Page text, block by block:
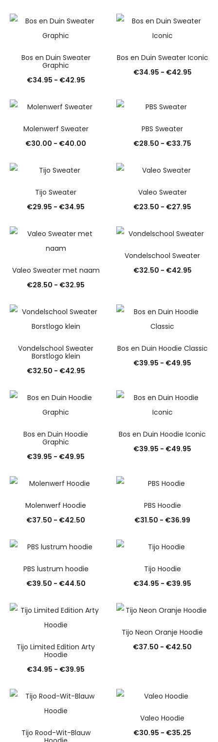
tot
Bos en Duin Sweater
Graphic
€34.95 - €42.95Prijsklasse:
tot
Bos en Duin Sweater Iconic
€34.95 - €42.95
Molenwerf Sweater
€30.00 - €40.00
PBS Sweater
€28.50 - €33.75
Tijo Sweater
€29.95 - €34.95
tot
Valeo Sweater
€23.50 - €27.95
tot
Valeo Sweater met naam
€28.50 - €32.95
tot
Vondelschool Sweater
€32.50 - €42.95
€42.95
Vondelschool Sweater
Borstlogo klein
€32.50 - €42.95Prijsklasse:
tot
Bos en Duin Hoodie Classic
€39.95 - €49.95
Bos en Duin Hoodie
Graphic
€39.95 - €49.95
tot
Bos en Duin Hoodie Iconic
€39.95 - €49.95
Molenwerf Hoodie
€37.50 - €42.50
tot
PBS Hoodie
€31.50 - €36.99
PBS lustrum hoodie
€39.50 - €44.50Prijsklasse:
tot
Tijo Hoodie
€34.95 - €39.95
tot
€39.95
Tijo Limited Edition Arty
Hoodie
€34.95 - €39.95
tot
Tijo Neon Oranje Hoodie
€37.50 - €42.50
Tijo Rood-Wit-Blauw
Valeo Hoodie
€30.95 - €35.25